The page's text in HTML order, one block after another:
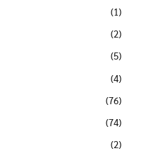
(1)
(2)
(5)
(4)
(76)
(74)
(2)